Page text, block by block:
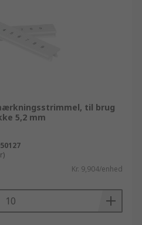
til brug
5,2 mm
Kr. 9,904/enhed